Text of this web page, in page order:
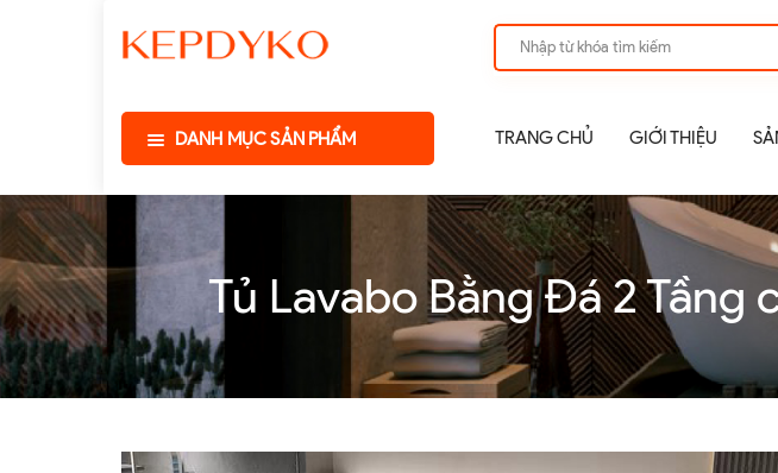
DANH MỤC SẢN PHẨM TRANG CHỦ GIỚI THIỆU
Tủ Lavabo Bằng Đá 2